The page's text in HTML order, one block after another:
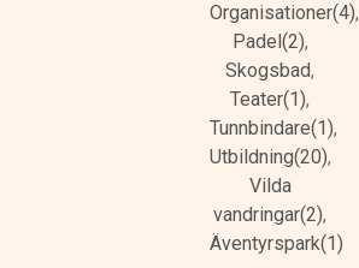
Organisationer(4),
Padel(2),
Skogsbad,
Teater(1),
Tunnbindare(1),
Utbildning(20),
Vilda
vandringar(2),
Äventyrspark(1)